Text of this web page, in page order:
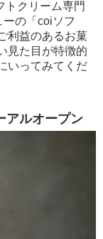
トクリーム専門
の「coiソフ
利益のあるお菓
見た目が特徴的
いってみてくだ
アルオープン